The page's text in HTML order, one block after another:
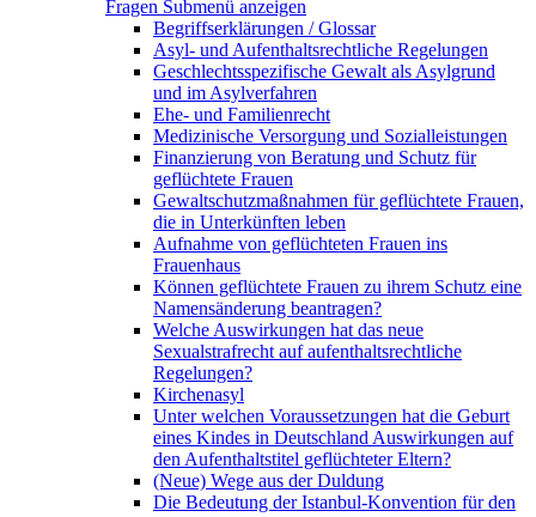
Fragen Submenü anzeigen
Begriffserklärungen / Glossar
Asyl- und Aufenthaltsrechtliche Regelungen
Geschlechtsspezifische Gewalt als Asylgrund
und im Asylverfahren
Ehe- und Familienrecht
Medizinische Versorgung und Sozialleistungen
Finanzierung von Beratung und Schutz für
geflüchtete Frauen
Gewaltschutzmaßnahmen für geflüchtete Frauen,
die in Unterkünften leben
Aufnahme von geflüchteten Frauen ins
Frauenhaus
Können geflüchtete Frauen zu ihrem Schutz eine
Namensänderung beantragen?
Welche Auswirkungen hat das neue
Sexualstrafrecht auf aufenthaltsrechtliche
Regelungen?
Kirchenasyl
Unter welchen Voraussetzungen hat die Geburt
eines Kindes in Deutschland Auswirkungen auf
den Aufenthaltstitel geflüchteter Eltern?
(Neue) Wege aus der Duldung
Die Bedeutung der Istanbul-Konvention für den